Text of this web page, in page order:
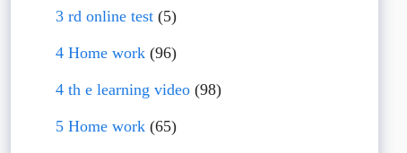
3 rd online test(5)
4 Home work(96)
4 th e learning video(98)
5 Home work(65)